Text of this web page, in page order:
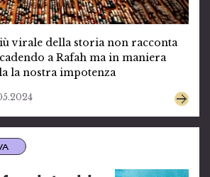
virale della storia non racconta
a Rafah ma in maniera
la nostra impotenza